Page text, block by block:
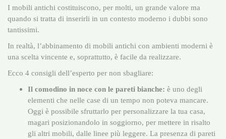
I mobili antichi costituiscono, per molti, un grande valore ma
quando si tratta di inserirli in un contesto moderno i dubbi sono
tantissimi.
In realtà, l’abbinamento di mobili antichi con ambienti moderni è
una scelta vincente e, soprattutto, è facile da realizzare.
Ecco 4 consigli dell’esperto per non sbagliare:
Il comodino in noce con le pareti bianche: è uno degli
elementi che nelle case di un tempo non poteva mancare.
Oggi è possibile sfruttarlo per personalizzare la tua casa,
magari posizionandolo in soggiorno, per mettere in risalto
gli altri mobili, dalle linee più leggere. La presenza di pareti